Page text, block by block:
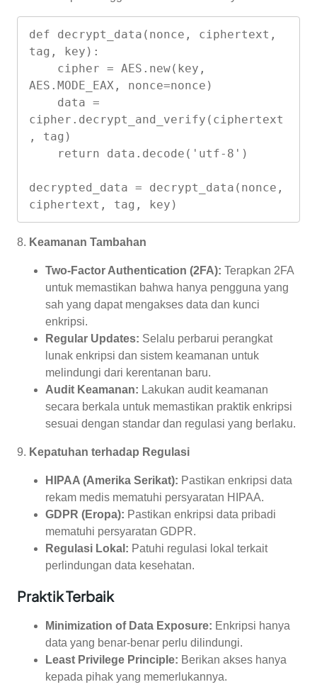
def decrypt_data(nonce, ciphertext,
tag, key):
AES.MODE_EAX, nonce=nonce)
cipher.decrypt_and_verify(ciphertext
, tag)
decrypted_data = decrypt_data(nonce,
8. Keamanan Tambahan
Two-Factor Authentication (2FA): Terapkan 2FA
untuk memastikan bahwa hanya pengguna yang
sah yang dapat mengakses data dan kunci
enkripsi.
Regular Updates: Selalu perbarui perangkat
lunak enkripsi dan sistem keamanan untuk
melindungi dari kerentanan baru.
Audit Keamanan: Lakukan audit keamanan
secara berkala untuk memastikan praktik enkripsi
sesuai dengan standar dan regulasi yang berlaku.
9. Kepatuhan terhadap Regulasi
HIPAA (Amerika Serikat): Pastikan enkripsi data
rekam medis mematuhi persyaratan HIPAA.
GDPR (Eropa): Pastikan enkripsi data pribadi
mematuhi persyaratan GDPR.
Regulasi Lokal: Patuhi regulasi lokal terkait
perlindungan data kesehatan.
Praktik Terbaik
Minimization of Data Exposure: Enkripsi hanya
data yang benar-benar perlu dilindungi.
Least Privilege Principle: Berikan akses hanya
kepada pihak yang memerlukannya.